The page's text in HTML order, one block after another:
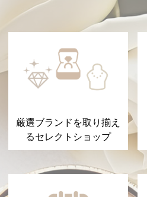
厳選ブランドを取り揃え
るセレクトショップ